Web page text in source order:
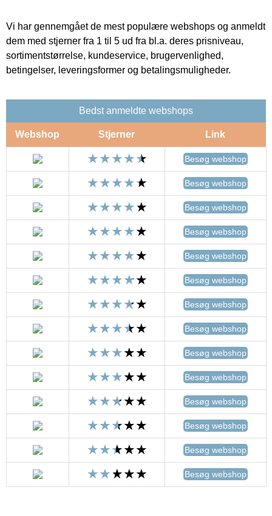
Vi har gennemgået de mest populære webshops og anmeldt
dem med stjerner fra 1 til 5 ud fra bl.a. deres prisniveau,
sortimentstørrelse, kundeservice, brugervenlighed,
betingelser, leveringsformer og betalingsmuligheder.
Bedst anmeldte webshops
Webshop Stjerner Link
Besøg webshop
Besøg webshop
Besøg webshop
Besøg webshop
Besøg webshop
Besøg webshop
Besøg webshop
Besøg webshop
Besøg webshop
Besøg webshop
Besøg webshop
Besøg webshop
Besøg webshop
Besøg webshop